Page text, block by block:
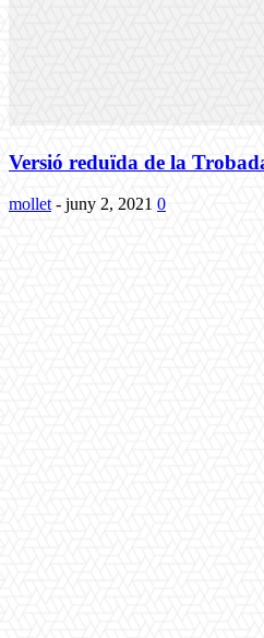
Versió reduïda de la
mollet - juny 2, 2021 0